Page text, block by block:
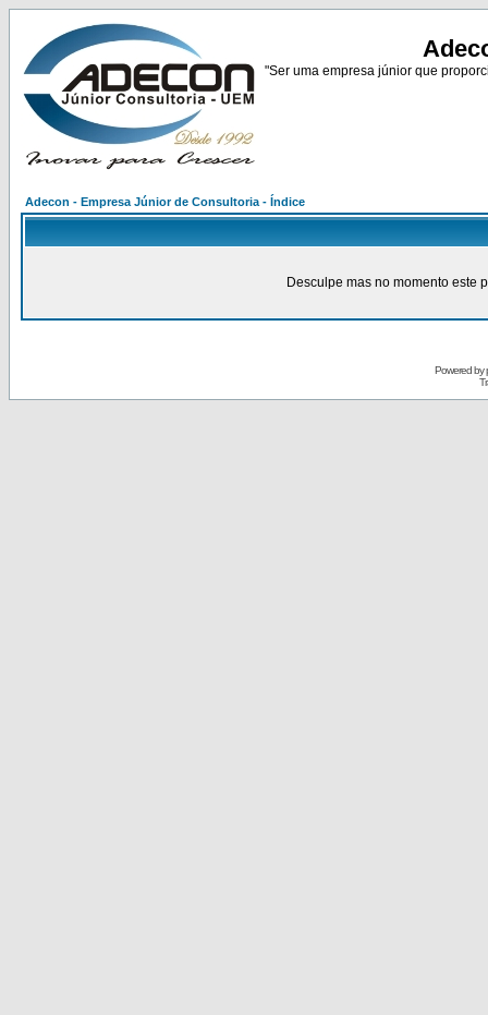
"Ser uma empresa júnior que
Adecon - Empresa Júnior de Consultoria - Índice
Desculpe mas no momento este
Powered by